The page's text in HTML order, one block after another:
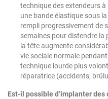
technique des extendeurs à
une bande élastique sous
rempli progressivement de
semaines pour distendre la
la tête augmente
vie sociale normale
technique lourde plus
réparatrice (accidents,
Est-il possible d’implanter